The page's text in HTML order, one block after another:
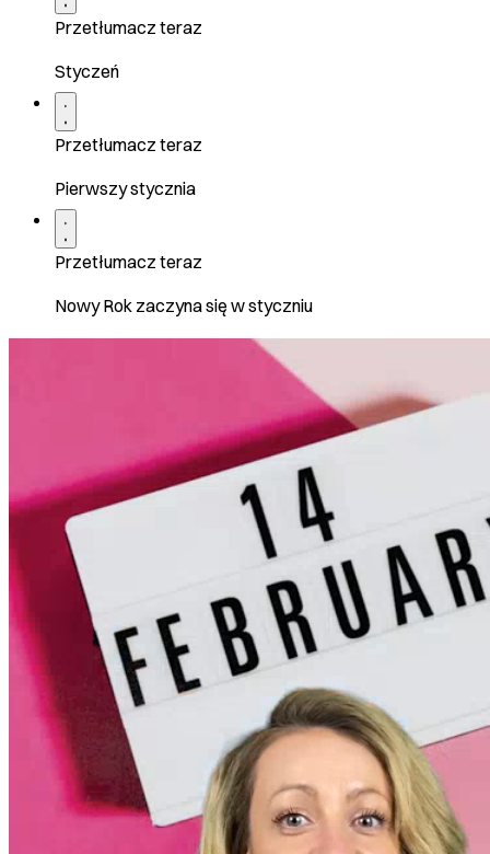
Przetłumacz teraz
Styczeń
Przetłumacz teraz
Pierwszy stycznia
Przetłumacz teraz
Nowy Rok zaczyna się w styczniu